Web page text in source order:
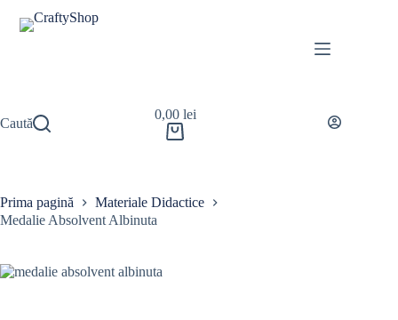
Caută
0,00 lei
Prima pagină
Materiale Didactice
Medalie Absolvent Albinuta